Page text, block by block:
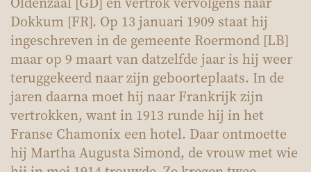
Dokkum [FR]. Op 13 januari 1909 staat hij
ingeschreven in de gemeente Roermond [LB]
maar op 9 maart van datzelfde jaar is hij weer
teruggekeerd naar zijn geboorteplaats. In de
jaren daarna moet hij naar Frankrijk zijn
vertrokken, want in 1913 runde hij in het
Franse Chamonix een hotel. Daar ontmoette
hij Martha Augusta Simond, de vrouw met wie